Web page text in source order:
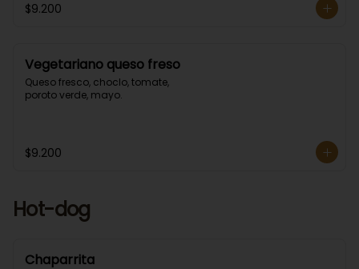
$9.200
Vegetariano queso freso
Queso fresco, choclo, tomate,
poroto verde, mayo.
$9.200
Hot-dog
Chaparrita